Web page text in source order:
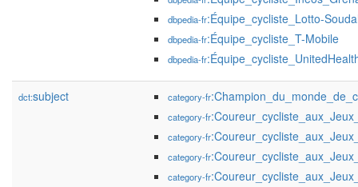
dbpedia-fr:Équipe_cycliste_Lotto-
dbpedia-fr:Équipe_cycliste_T-Mobile
dbpedia-fr
dct:subject category-fr
category-fr
category-fr
category-fr
category-fr